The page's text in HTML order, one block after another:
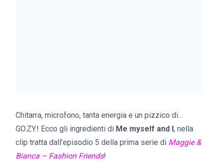
Chitarra, microfono, tanta energia e un pizzico di…
GO.ZY.! Ecco gli ingredienti di Me myself and I, nella
clip tratta dall’episodio 5 della prima serie di Maggie &
Bianca – Fashion Friends!